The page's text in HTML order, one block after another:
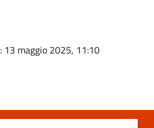
: 13 maggio 2025, 11:10